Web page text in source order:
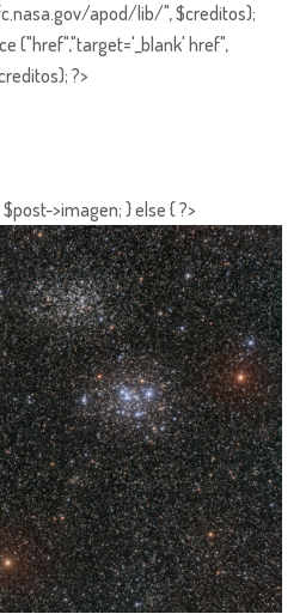
apod/lib/", $creditos);
("href","target='_blank' href",
?>
>imagen; } else { ?>